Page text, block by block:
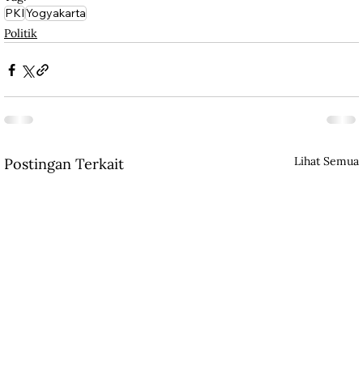
PKIYogyakarta
Politik
Postingan Terkait Lihat Semua